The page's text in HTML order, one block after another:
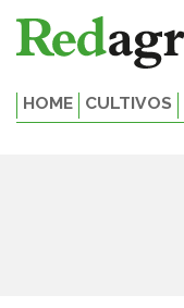
HOME CULTIVOS